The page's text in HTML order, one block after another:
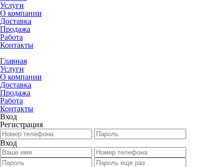
Услуги
О компании
Доставка
Продажа
Работа
Контакты
Главная
Услуги
О компании
Доставка
Продажа
Работа
Контакты
Вход
Регистрация
Вход